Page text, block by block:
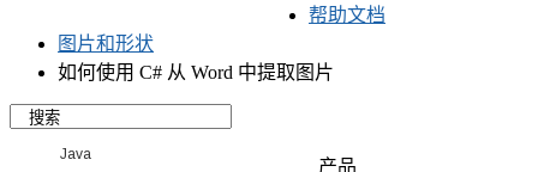
帮助文档
图片和形状
如何使用 C# 从 Word 中提取图片
Java
产品